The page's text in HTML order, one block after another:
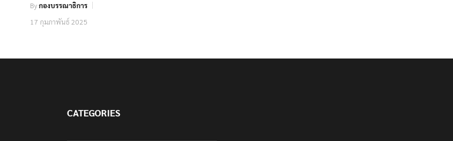
Byกองบรรณาธิการ
17 กุมภาพันธ์ 2025
CATEGORIES